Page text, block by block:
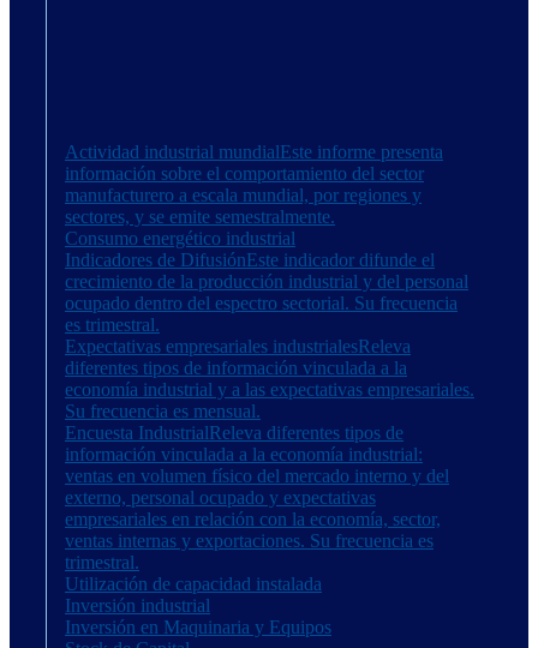
Actividad industrial mundialEste informe presenta
información sobre el comportamiento del sector
manufacturero a escala mundial, por regiones y
sectores, y se emite semestralmente.
Consumo energético industrial
Indicadores de DifusiónEste indicador difunde el
crecimiento de la producción industrial y del personal
ocupado dentro del espectro sectorial. Su frecuencia
es trimestral.
Expectativas empresariales industrialesReleva
diferentes tipos de información vinculada a la
economía industrial y a las expectativas empresariales.
Su frecuencia es mensual.
Encuesta IndustrialReleva diferentes tipos de
información vinculada a la economía industrial:
ventas en volumen físico del mercado interno y del
externo, personal ocupado y expectativas
empresariales en relación con la economía, sector,
ventas internas y exportaciones. Su frecuencia es
trimestral.
Utilización de capacidad instalada
Inversión industrial
Inversión en Maquinaria y Equipos